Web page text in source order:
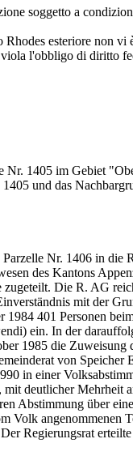
soggetto a
esteriore non vi
l'obbligo di diritto
1405 im Gebiet
und das
Nr. 1406 in die
des Kantons
zugeteilt. Die R. AG
mit der
1984 401 Personen
ein. In der
1985 die
von Speicher
in einer
mit deutlicher
Abstimmung über
Volk angenommenen
Regierungsrat